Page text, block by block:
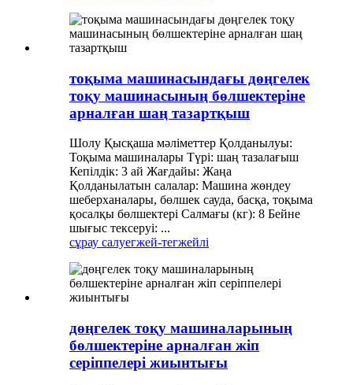
тоқыма машинасындағы дөңгелек
тоқу машинасының бөлшектеріне
арналған шаң тазартқыш
Шолу Қысқаша мәліметтер Қолданылуы:
Тоқыма машиналары Түрі: шаң тазалағыш
Кепілдік: 3 ай Жағдайы: Жаңа
Қолданылатын салалар: Машина жөндеу
шеберханалары, бөлшек сауда, басқа, тоқыма
қосалқы бөлшектері Салмағы (кг): 8 Бейне
шығыс тексеруі: ...
сұрау салуегжей-тегжейлі
дөңгелек тоқу машиналарының
бөлшектеріне арналған жіп
серіппелері жиынтығы